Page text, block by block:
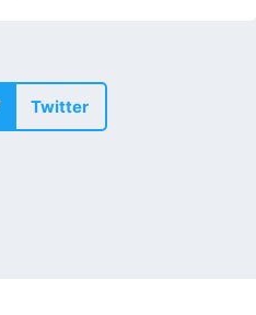
Twitter